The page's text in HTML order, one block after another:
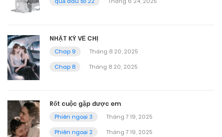
NHẬT KÝ VỀ CHỊ
Chap 9
Tháng 8 20, 2025
Chap 8
Tháng 8 20, 2025
Rốt cuộc gặp được em
Phiên ngoại 3
Tháng 7 19, 2025
Phiên ngoại 2
Tháng 7 19, 2025